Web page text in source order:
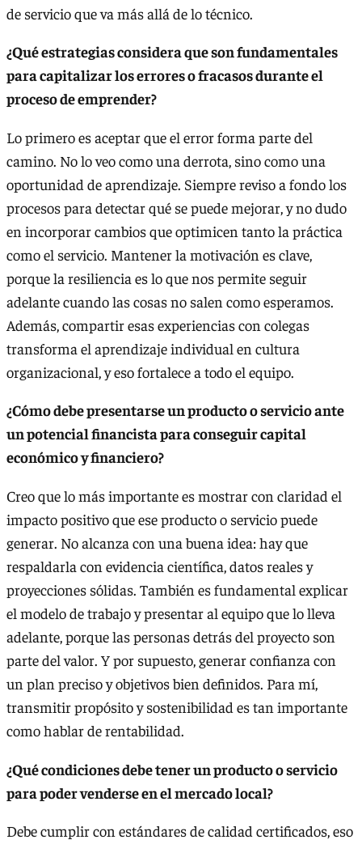
de servicio que va más allá de lo técnico.
¿Qué estrategias considera que son fundamentales
para capitalizar los errores o fracasos durante el
proceso de emprender?
Lo primero es aceptar que el error forma parte del
camino. No lo veo como una derrota, sino como una
oportunidad de aprendizaje. Siempre reviso a fondo los
procesos para detectar qué se puede mejorar, y no dudo
en incorporar cambios que optimicen tanto la práctica
como el servicio. Mantener la motivación es clave,
porque la resiliencia es lo que nos permite seguir
adelante cuando las cosas no salen como esperamos.
Además, compartir esas experiencias con colegas
transforma el aprendizaje individual en cultura
organizacional, y eso fortalece a todo el equipo.
¿Cómo debe presentarse un producto o servicio ante
un potencial financista para conseguir capital
económico y financiero?
Creo que lo más importante es mostrar con claridad el
impacto positivo que ese producto o servicio puede
generar. No alcanza con una buena idea: hay que
respaldarla con evidencia científica, datos reales y
proyecciones sólidas. También es fundamental explicar
el modelo de trabajo y presentar al equipo que lo lleva
adelante, porque las personas detrás del proyecto son
parte del valor. Y por supuesto, generar confianza con
un plan preciso y objetivos bien definidos. Para mí,
transmitir propósito y sostenibilidad es tan importante
como hablar de rentabilidad.
¿Qué condiciones debe tener un producto o servicio
para poder venderse en el mercado local?
Debe cumplir con estándares de calidad certificados, eso